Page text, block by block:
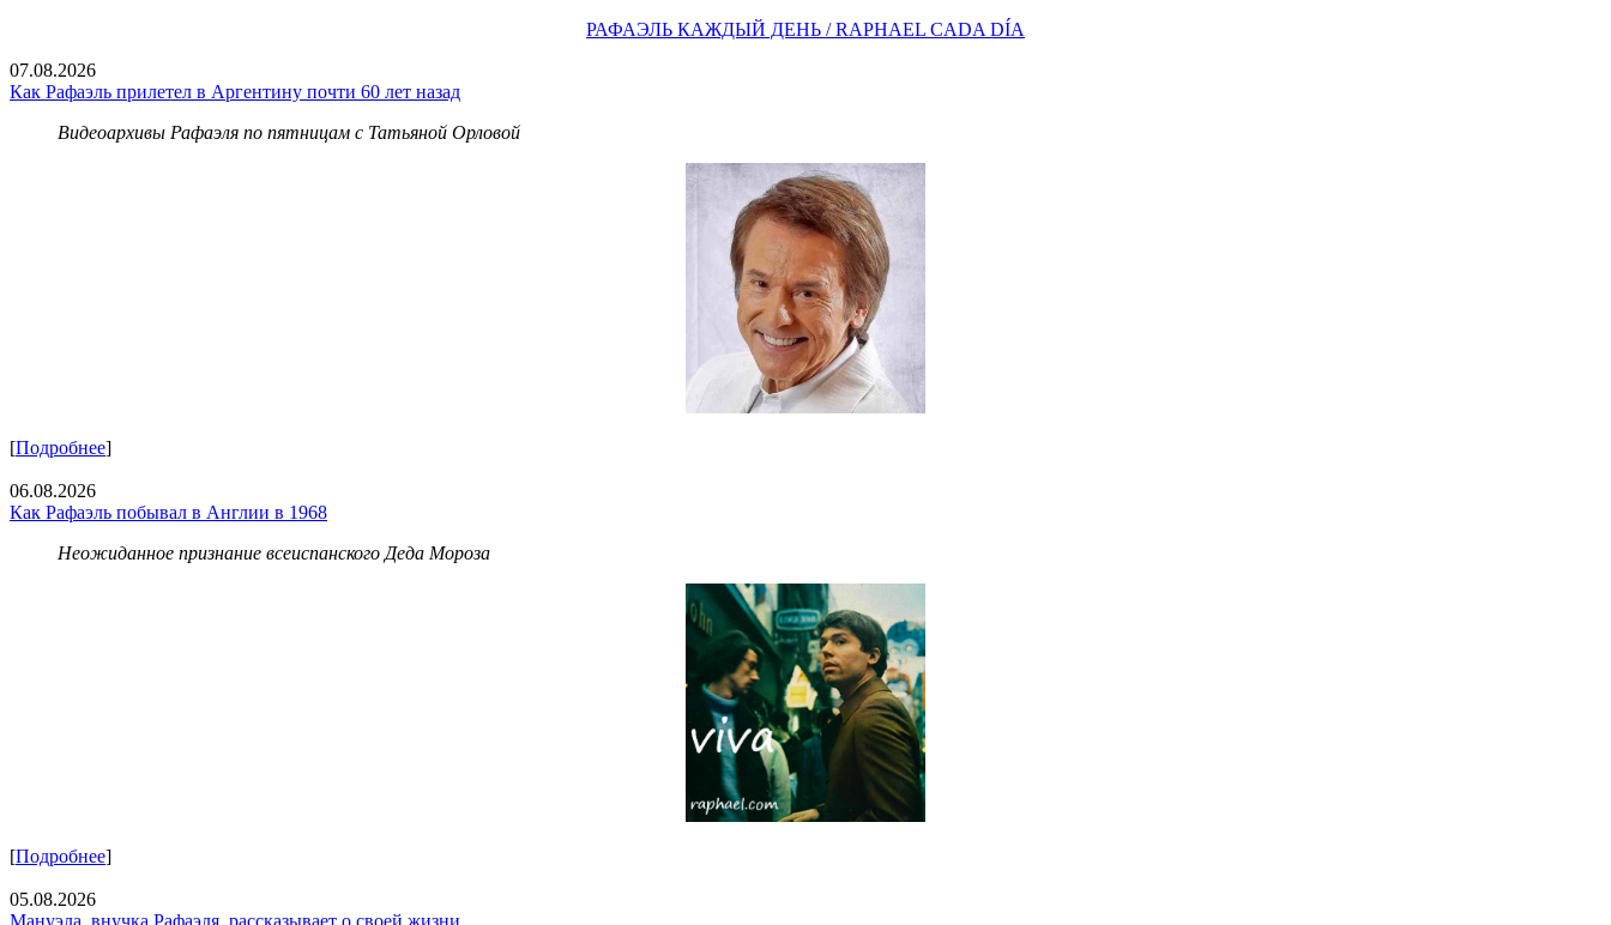
РАФАЭЛЬ КАЖДЫЙ ДЕНЬ / RAPHAEL CADA DÍA
07.08.2026
Как Рафаэль прилетел в Аргентину почти 60 лет назад
Видеоархивы Рафаэля по пятницам с Татьяной Орловой
[Подробнее]
06.08.2026
Как Рафаэль побывал в Англии в 1968
Неожиданное признание всеиспанского Деда Мороза
[Подробнее]
05.08.2026